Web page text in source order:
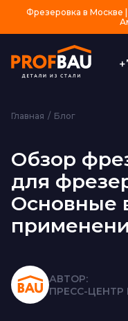
Фрезеровка в Москве
Главная Блог
Обзор
для
Основные
АВТОР:
ПРЕСС-ЦЕНТР